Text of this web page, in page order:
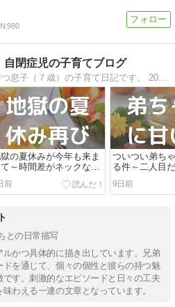
980
閉症児の子育てブログ
自閉症と重度知的障害を持つ息子（７歳）の子育て日記です。 2022年8月に弟が生まれ、7歳差兄弟となりました！！主に父が更新します。 ４人家族の明るいほのぼの系日記になりますので、気楽に見てください。
の夏休みが今年も来ま
て～時間差がネックな件
前
ついつい弟ち
る件～二人目
なのか～
9日前
との日常描写
かつ具体的に描き出しています。兄弟
を通じて、個々の個性と彼らの持つ魅
す。刺激的なエピソードと日々の工夫
わえる一連の文章となっています。